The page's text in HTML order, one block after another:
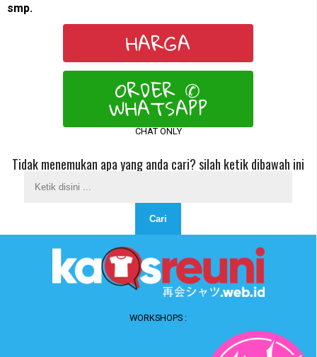
smp.
HARGA
ORDER ✆
WHATSAPP
CHAT ONLY
Tidak menemukan apa yang anda cari? silah ketik dibawah ini
WORKSHOPS :